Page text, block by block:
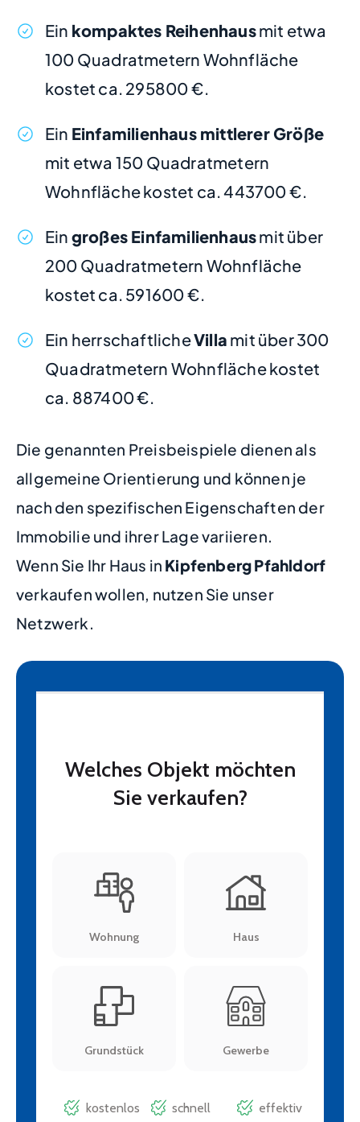
Ein kompaktes Reihenhausmit etwa
100 Quadratmetern Wohnfläche
kostet ca. 295800 €.
Ein Einfamilienhaus mittlerer Größe
mit etwa 150 Quadratmetern
Wohnfläche kostet ca. 443700 €.
Ein großes Einfamilienhausmit über
200 Quadratmetern Wohnfläche
kostet ca. 591600 €.
Ein herrschaftlicheVilla mit über 300
Quadratmetern Wohnfläche kostet
ca. 887400 €.
Die genannten Preisbeispiele dienen als
allgemeine Orientierung und können je
nach den spezifischen Eigenschaften der
Immobilie und ihrer Lage variieren.
Wenn Sie Ihr Haus in Kipfenberg Pfahldorf
verkaufen wollen, nutzen Sie unser
Netzwerk.